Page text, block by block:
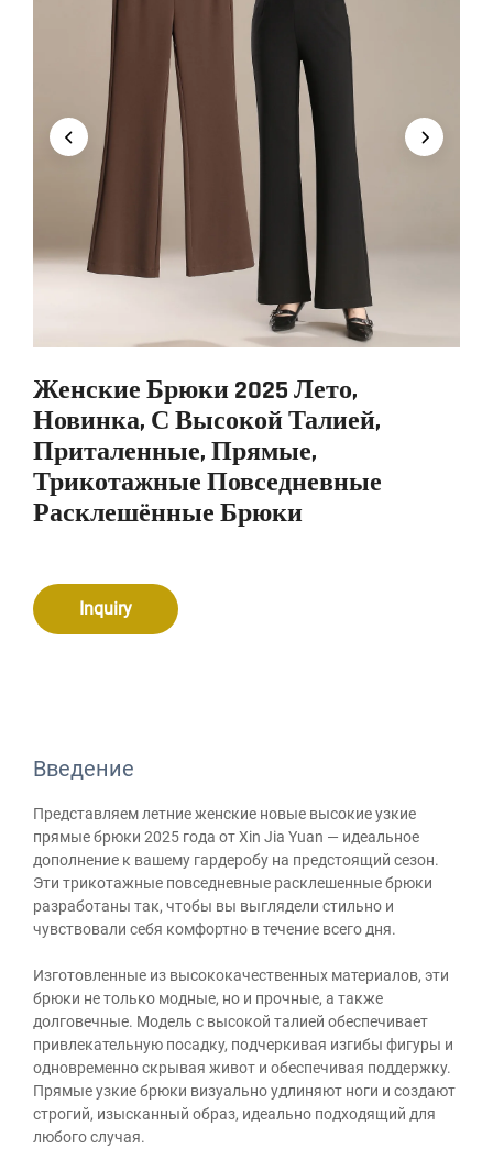
Женские Брюки 2025 Лето,
Новинка, С Высокой Талией,
Приталенные, Прямые,
Трикотажные Повседневные
Расклешённые Брюки
Inquiry
Введение
Представляем летние женские новые высокие узкие
прямые брюки 2025 года от Xin Jia Yuan — идеальное
дополнение к вашему гардеробу на предстоящий сезон.
Эти трикотажные повседневные расклешенные брюки
разработаны так, чтобы вы выглядели стильно и
чувствовали себя комфортно в течение всего дня.
Изготовленные из высококачественных материалов, эти
брюки не только модные, но и прочные, а также
долговечные. Модель с высокой талией обеспечивает
привлекательную посадку, подчеркивая изгибы фигуры и
одновременно скрывая живот и обеспечивая поддержку.
Прямые узкие брюки визуально удлиняют ноги и создают
строгий, изысканный образ, идеально подходящий для
любого случая.